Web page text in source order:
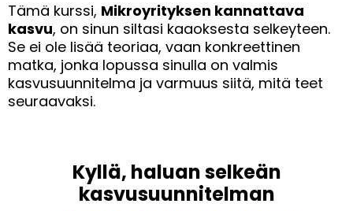
Tämä kurssi, Mikroyrityksen kannattava
kasvu, on sinun siltasi kaaoksesta selkeyteen.
Se ei ole lisää teoriaa, vaan konkreettinen
matka, jonka lopussa sinulla on valmis
kasvusuunnitelma ja varmuus siitä, mitä teet
seuraavaksi.
Kyllä, haluan selkeän
kasvusuunnitelman